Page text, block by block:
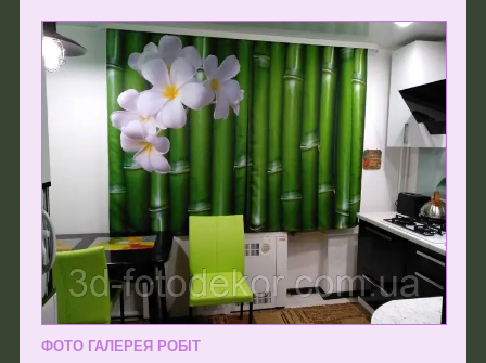
ФОТО ГАЛЕРЕЯ РОБІТ